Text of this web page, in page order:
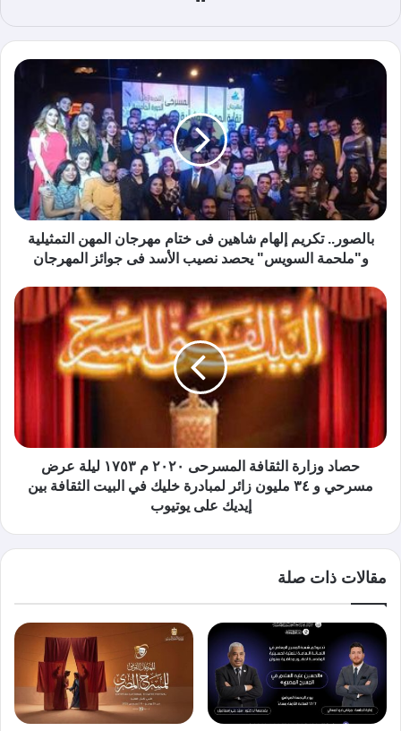
الوي
ب
بالصور.. تكريم إلهام شاهين فى ختام مهرجان المهن التمثيلية
و"ملحمة السويس" يحصد نصيب الأسد فى جوائز المهرجان
حصاد وزارة الثقافة المسرحى ٢٠٢٠ م ١٧٥٣ ليلة عرض
مسرحي و ٣٤ مليون زائر لمبادرة خليك في البيت الثقافة بين
إيديك على يوتيوب
مقالات ذات صلة